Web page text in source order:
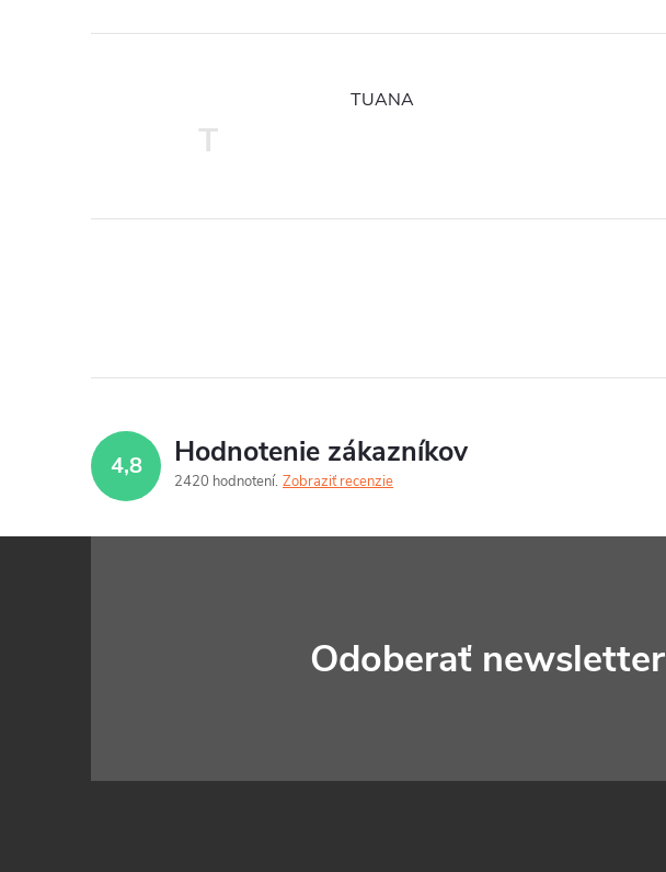
T
TUANA
4,8 Hodnotenie zákazníkov
2420 hodnotení Zobraziť recenzie
Odoberať newsletter